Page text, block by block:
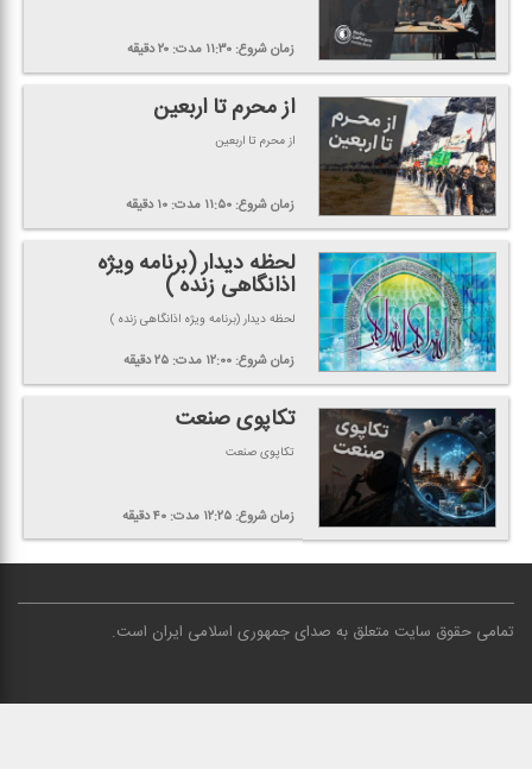
زمان شروع: ۱۱:۳۰ مدت: ۲۰دقیقه
از محرم تا اربعین
از محرم تا اربعین
زمان شروع: ۱۱:۵۰ مدت: ۱۰دقیقه
لحظه دیدار (برنامه ویژه
اذانگاهی زنده )
لحظه دیدار (برنامه ویژه اذانگاهی زنده )
زمان شروع: ۱۲:۰۰ مدت: ۲۵دقیقه
تكاپوی صنعت
تكاپوی صنعت
زمان شروع: ۱۲:۲۵ مدت: ۴۰دقیقه
تمامی حقوق سایت متعلق به صدای جمهوری اسلامی ایران است.